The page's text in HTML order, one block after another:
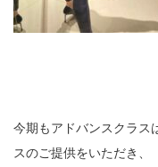
今期もアドバンスクラス
スのご提供をいただき、